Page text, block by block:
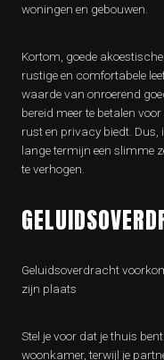
woningen en gebouwen.
Kortom, goede
rustige en comfortabele
waarde van onroerend
bereid meer te betalen
rust en privacy biedt. Dus,
lange termijn een slimme
te verhogen.
Geluidsoverdracht
zijn plaats
Stel je voor dat je thuis
woonkamer, terwijl je